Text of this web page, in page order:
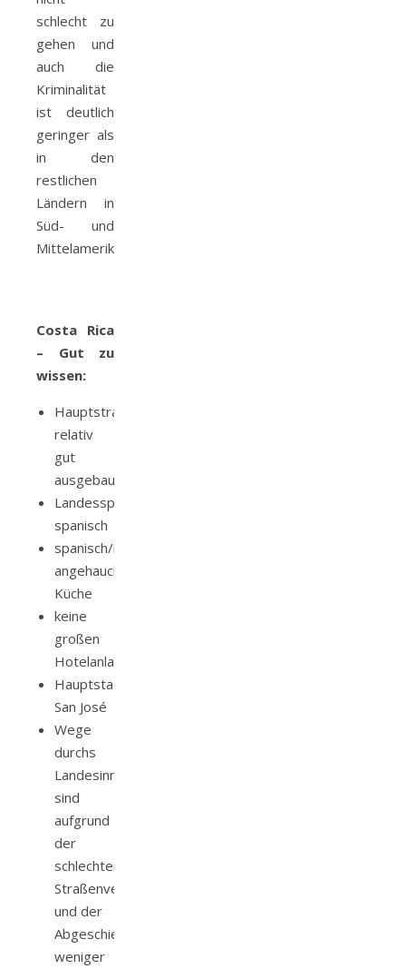
schlecht zu
gehen und
auch die
Kriminalität
ist deutlich
geringer als
in den
restlichen
Ländern in
Süd- und
Mittelamerika.
Costa Rica
– Gut zu
wissen:
Hauptstraßen
relativ
gut
ausgebaut
Landessprache:
spanisch
spanisch/mexikanisch
angehauchte
Küche
keine
großen
Hotelanlagen
Hauptstadt:
San José
Wege
durchs
Landesinnere
sind
aufgrund
der
schlechten
Straßenverhältnisse
und der
Abgeschiedenheit
weniger